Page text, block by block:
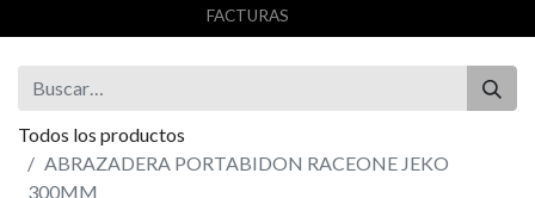
FACTURAS
Todos los productos
ABRAZADERA PORTABIDON RACEONE JEKO
300MM